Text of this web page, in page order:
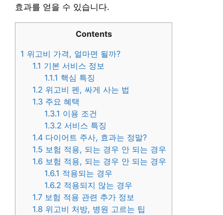
효과를 얻을 수 있습니다.
Contents
1 위고비 가격, 얼마면 될까?
1.1 기본 서비스 정보
1.1.1 핵심 특징
1.2 위고비 펜, 싸게 사는 법
1.3 주요 혜택
1.3.1 이용 조건
1.3.2 서비스 특징
1.4 다이어트 주사, 효과는 정말?
1.5 보험 적용, 되는 경우 안 되는 경우
1.6 보험 적용, 되는 경우 안 되는 경우
1.6.1 적용되는 경우
1.6.2 적용되지 않는 경우
1.7 보험 적용 관련 추가 정보
1.8 위고비 처방, 병원 고르는 팁